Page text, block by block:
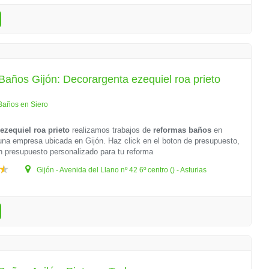
Gijón: Decorargenta ezequiel roa prieto
en Siero
roa prieto realizamos trabajos de reformas baños en
empresa ubicada en Gijón. Haz click en el boton de presupuesto,
presupuesto personalizado para tu reforma
Gijón - Avenida del Llano nº 42 6º centro () - Asturias